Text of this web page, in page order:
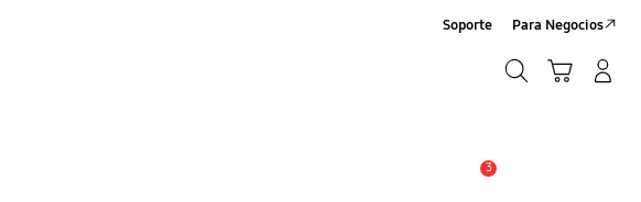
Soporte Para Negocios
3